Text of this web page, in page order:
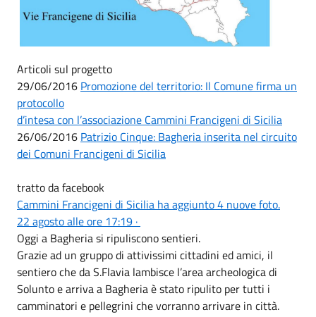
Articoli sul progetto
29/06/2016 Promozione del territorio: Il Comune firma un
protocollo
d’intesa con l’associazione Cammini Francigeni di Sicilia
26/06/2016 Patrizio Cinque: Bagheria inserita nel circuito
dei Comuni Francigeni di Sicilia
tratto da facebook
Cammini Francigeni di Sicilia ha aggiunto 4 nuove foto.
22 agosto alle ore 17:19 ·
Oggi a Bagheria si ripuliscono sentieri.
Grazie ad un gruppo di attivissimi cittadini ed amici, il
sentiero che da S.Flavia lambisce l’area archeologica di
Solunto e arriva a Bagheria è stato ripulito per tutti i
camminatori e pellegrini che vorranno arrivare in città.